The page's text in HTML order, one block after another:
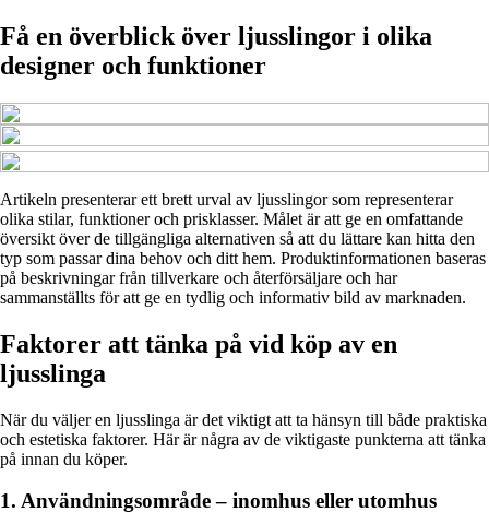
Få en överblick över ljusslingor i olika
designer och funktioner
Artikeln presenterar ett brett urval av ljusslingor som representerar
olika stilar, funktioner och prisklasser. Målet är att ge en omfattande
översikt över de tillgängliga alternativen så att du lättare kan hitta den
typ som passar dina behov och ditt hem. Produktinformationen baseras
på beskrivningar från tillverkare och återförsäljare och har
sammanställts för att ge en tydlig och informativ bild av marknaden.
Faktorer att tänka på vid köp av en
ljusslinga
När du väljer en ljusslinga är det viktigt att ta hänsyn till både praktiska
och estetiska faktorer. Här är några av de viktigaste punkterna att tänka
på innan du köper.
1. Användningsområde – inomhus eller utomhus